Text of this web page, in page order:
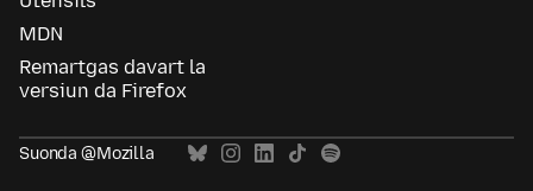
MDN
Remartgas davart la
versiun da Firefox
Suonda @Mozilla